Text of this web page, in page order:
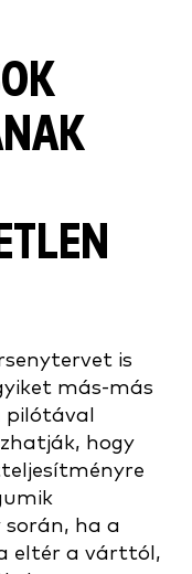
is
más-más
pilótával
hogy
során, ha a
eltér a várttól,